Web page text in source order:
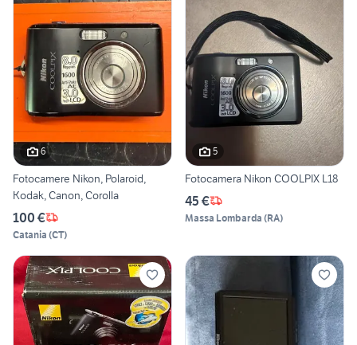
6
Fotocamere Nikon, Polaroid,
Kodak, Canon, Corolla
100 €
Catania (CT)
5
Fotocamera Nikon COOLPIX L18
45 €
Massa Lombarda (RA)